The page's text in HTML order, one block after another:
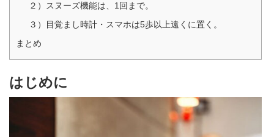
２）スヌーズ機能は、1回まで。
３）目覚まし時計・スマホは5歩以上遠くに置く。
まとめ
はじめに